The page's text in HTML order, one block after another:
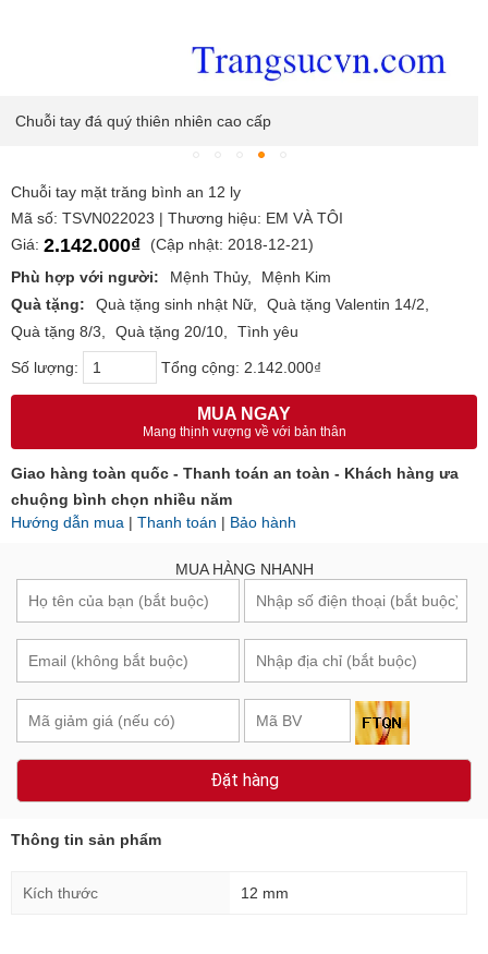
Chuỗi tay đá quý thiên nhiên cao cấp
Chuỗi tay mặt trăng bình an 12 ly
Mã số: TSVN022023 | Thương hiệu: EM VÀ TÔI
Giá: 2.142.000₫
(Cập nhật: 2018-12-21)
Phù hợp với người:
Mệnh Thủy
Mệnh Kim
Quà tặng:
Quà tặng sinh nhật Nữ
Quà tặng Valentin 14/2
Quà tặng 8/3
Quà tặng 20/10 Tình yêu
Số lượng: Tổng cộng: 2.142.000₫
MUA NGAY
Mang thịnh vượng về với bản thân
Giao hàng toàn quốc - Thanh toán an toàn - Khách hàng ưa
chuộng bình chọn nhiều năm
Hướng dẫn mua | Thanh toán | Bảo hành
MUA HÀNG NHANH
Đặt hàng
Thông tin sản phẩm
Kích thước 12 mm